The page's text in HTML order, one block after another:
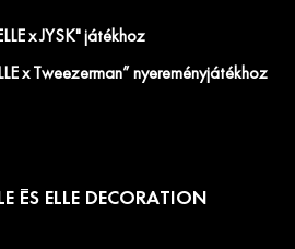
x JYSK" játékhoz
x Tweezerman” nyereményjátékhoz
ÉS ELLE DECORATION